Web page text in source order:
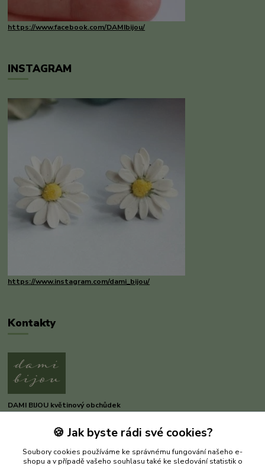
https://www.facebook.com/DAMIbijou/
INSTAGRAM
https://www.instagram.com/dami_bijou/
Kontakty
DAMI BIJOU květinový obchůdek
Dana Michnerová
(Po-Pá, 8-16 hod.)
🍪 Jak byste rádi své cookies?
Soubory cookies používáme ke správnému fungování našeho e-
shopu a v případě vašeho souhlasu také ke sledování statistik o